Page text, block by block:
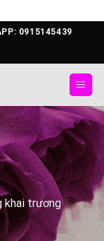
0915145439
khai trương